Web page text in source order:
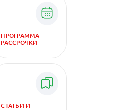
ПРОГРАММА
РАССРОЧКИ
СТАТЬИ И